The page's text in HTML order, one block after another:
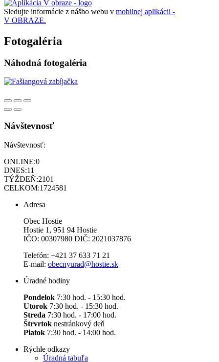
Sledujte informácie z nášho webu v mobilnej aplikácii -
V OBRAZE.
Fotogaléria
Náhodná fotogaléria
Návštevnosť
Návštevnosť:
ONLINE:0
DNES:11
TÝŽDEŇ:2101
CELKOM:1724581
Adresa
Obec Hostie
Hostie 1, 951 94 Hostie
IČO: 00307980 DIČ: 2021037876
Telefón: +421 37 633 71 21
E-mail: obecnyurad@hostie.sk
Úradné hodiny
Pondelok 7:30 hod. - 15:30 hod.
Utorok 7:30 hod. - 15:30 hod.
Streda 7:30 hod. - 17:00 hod.
Štrvrtok nestránkový deň
Piatok 7:30 hod. - 14:00 hod.
Rýchle odkazy
Úradná tabuľa